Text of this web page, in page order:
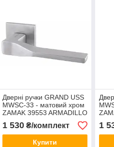
Дверні ручки GRAND USS
MWSC-33 - матовий хром
ZAMAK 39553 ARMADILLO
Китай
1 530₴/комплект
Купити
1